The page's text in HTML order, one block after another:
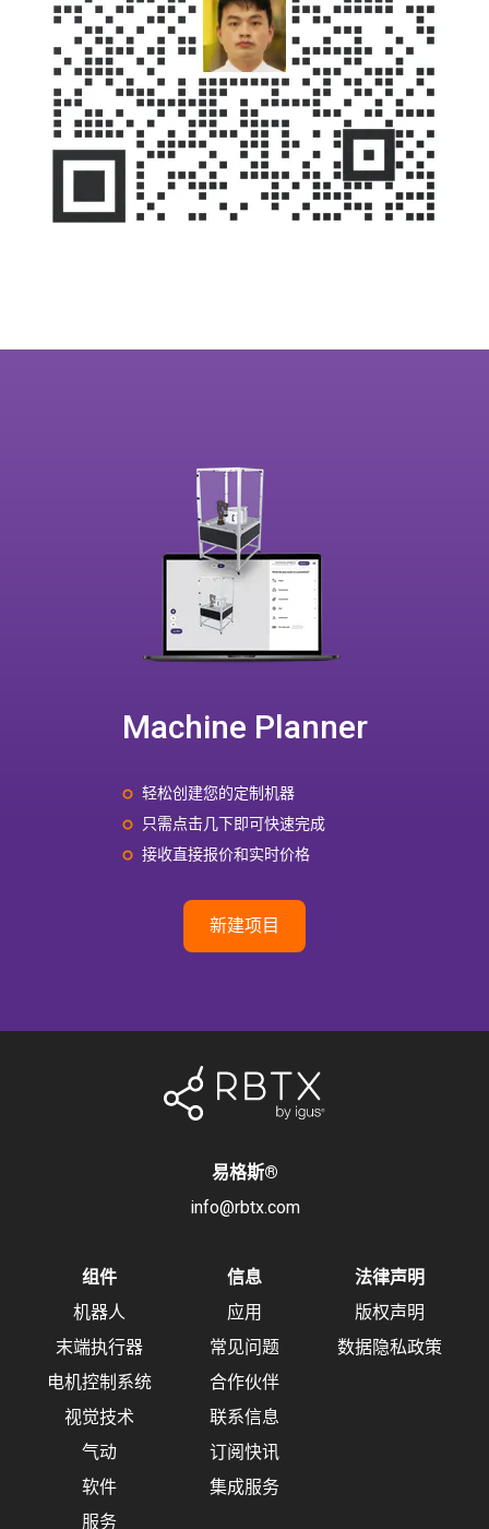
Machine Planner
轻松创建您的定制机器
只需点击几下即可快速完成
接收直接报价和实时价格
新建项目
易格斯®
info@rbtx.com
组件
机器人
末端执行器
电机控制系统
视觉技术
气动
软件
服务
信息
应用
常见问题
合作伙伴
联系信息
订阅快讯
集成服务
法律声明
版权声明
数据隐私政策